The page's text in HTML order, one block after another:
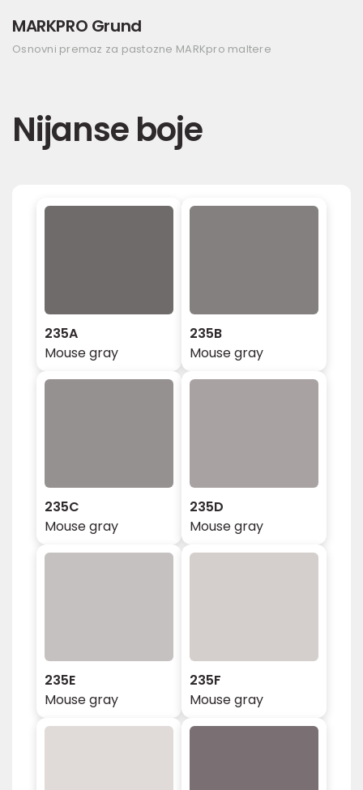
MARKPRO Grund
Osnovni premaz za pastozne MARKpro maltere
Nijanse boje
235A
Mouse gray
235B
Mouse gray
235C
Mouse gray
235D
Mouse gray
235E
Mouse gray
235F
Mouse gray